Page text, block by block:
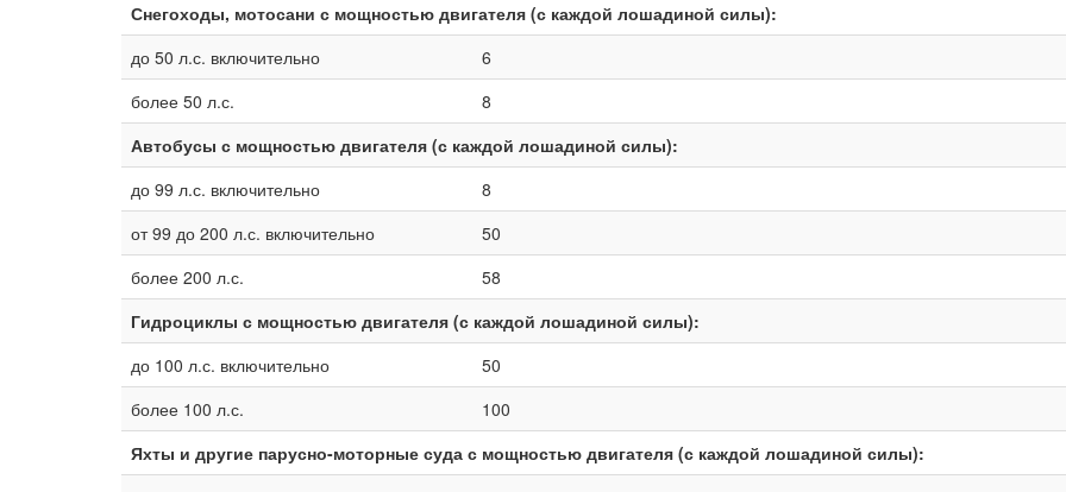
Снегоходы, мотосани с мощностью двигателя (с каждой лошадиной силы):
до 50 л.с. включительно
6
более 50 л.с.
8
Автобусы с мощностью двигателя (с каждой лошадиной силы):
до 99 л.с. включительно
8
от 99 до 200 л.с. включительно
50
более 200 л.с.
58
Гидроциклы с мощностью двигателя (с каждой лошадиной силы):
до 100 л.с. включительно
50
более 100 л.с.
100
Яхты и другие парусно-моторные суда с мощностью двигателя (с каждой лошадиной силы):